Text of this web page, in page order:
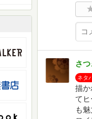
さつ
ネタ
描
て
も